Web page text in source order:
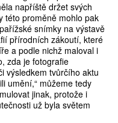
napříště držet svých
této proměně mohlo pak
snímky na výstavě
přírodních zákoutí, které
a podle nichž maloval i
zda je fotografie
výsledkem tvůrčího aktu
umění,“ můžeme tedy
jinak, protože i
už byla světem